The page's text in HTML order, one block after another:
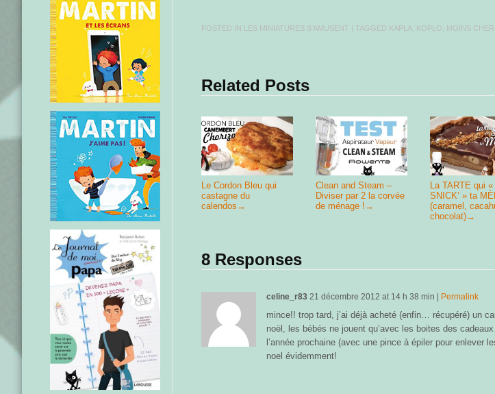
POSTED IN LES MINIATURES S'AMUSENT | TAGGED KAPLA KOPLO MOINS
Related Posts
Le Cordon Bleu qui
castagne du
calendos →
Clean and Steam –
Diviser par 2 la corvée
de ménage ! →
La TARTE qui «
SNICK’ » ta
(caramel,
chocolat)→
8 Responses
celine_r83 21 décembre 2012 at 14 h 38 min | Permalink
mince!! trop tard, j’ai déjà acheté (enfin… récupéré) un
noël, les bébés ne jouent qu’avec les boites des
l’année prochaine (avec une pince à épiler pour enlever
noel évidemment!